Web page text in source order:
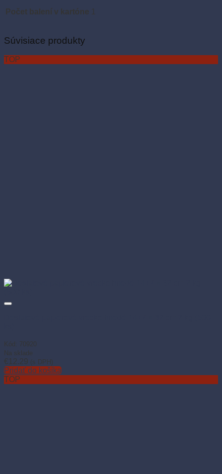
Počet balení v kartóne 1
Súvisiace produkty
TOP
Kód: 70920
Na sklade
€12.29 (s DPH)
Pridať do košíka
TOP